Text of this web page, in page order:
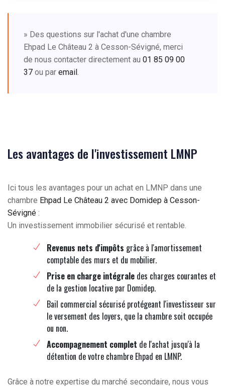
» Des questions sur l'achat d'une chambre
Ehpad Le Château 2 à Cesson-Sévigné, merci
de nous contacter directement au 01 85 09 00
37 ou par email
Les avantages de l'investissement LMNP
Ici tous les avantages pour un achat en LMNP dans une
chambre Ehpad Le Château 2 avec Domidep à Cesson-
Sévigné :
Un investissement immobilier sécurisé et rentable.
Revenus nets d'impôts grâce à l'amortissement
comptable des murs et du mobilier.
Prise en charge intégrale des charges courantes et
de la gestion locative par Domidep.
Bail commercial sécurisé protégeant l'investisseur sur
le versement des loyers, que la chambre soit occupée
ou non.
Accompagnement complet de l'achat jusqu'à la
détention de votre chambre Ehpad en LMNP.
Grâce à notre expertise du marché secondaire, nous vous